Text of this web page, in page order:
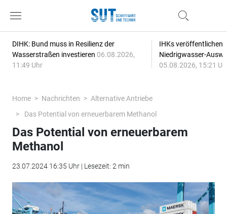
DIHK: Bund muss in Resilienz der
Wasserstraßen investieren 06.08.2026,
11:49 Uhr
IHKs veröffentlichen
Niedrigwasser-
05.08.2026, 15:21
Home Nachrichten
Alternative Antriebe
Das Potential von erneuerbarem Methanol
Das Potential von erneuerbarem
Methanol
23.07.2024 16:35 Uhr | Lesezeit: 2 min